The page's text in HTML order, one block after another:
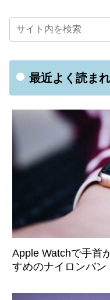
最近よく読ま
Apple Watchで手首
すめのナイロンバン